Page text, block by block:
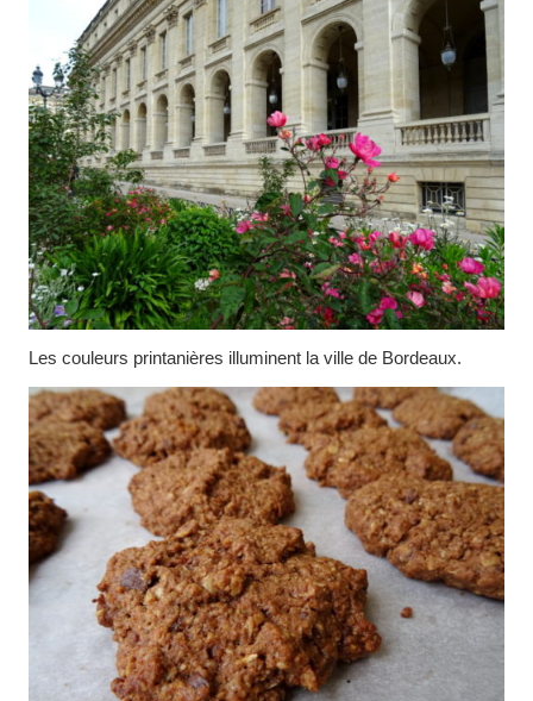
Les couleurs printanières illuminent la ville de Bordeaux.